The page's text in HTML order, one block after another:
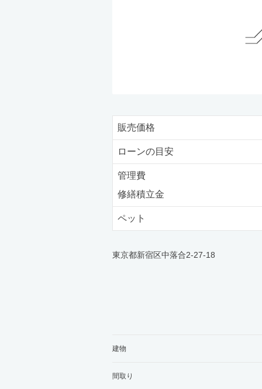
販売価格
ローンの目安
管理費
修繕積立金
ペット
東京都新宿区中落合2-27-18
建物
間取り